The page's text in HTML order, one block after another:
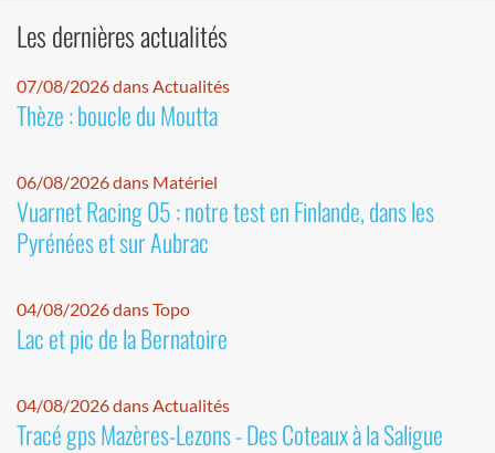
Les dernières actualités
07/08/2026 dans Actualités
Thèze : boucle du Moutta
06/08/2026 dans Matériel
Vuarnet Racing 05 : notre test en Finlande, dans les
Pyrénées et sur Aubrac
04/08/2026 dans Topo
Lac et pic de la Bernatoire
04/08/2026 dans Actualités
Tracé gps Mazères-Lezons - Des Coteaux à la Saligue